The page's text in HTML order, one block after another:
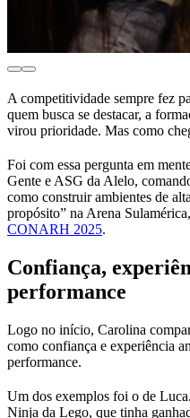
A competitividade sempre fez
quem busca se destacar, a
virou prioridade. Mas como
Foi com essa pergunta em
Gente e ASG da Alelo,
como construir ambientes de
propósito” na Arena
CONARH 2025.
Confiança,
performance
Logo no início, Carolina
como confiança e experiência
performance.
Um dos exemplos foi o de
Ninja da Lego, que tinha